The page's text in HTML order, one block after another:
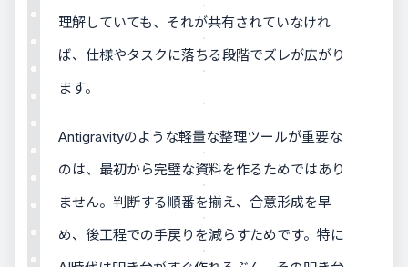
理解していても、それが共有されていなけれ
ば、仕様やタスクに落ちる段階でズレが広がり
ます。
Antigravityのような軽量な整理ツールが重要な
のは、最初から完璧な資料を作るためではあり
ません。判断する順番を揃え、合意形成を早
め、後工程での手戻りを減らすためです。特に